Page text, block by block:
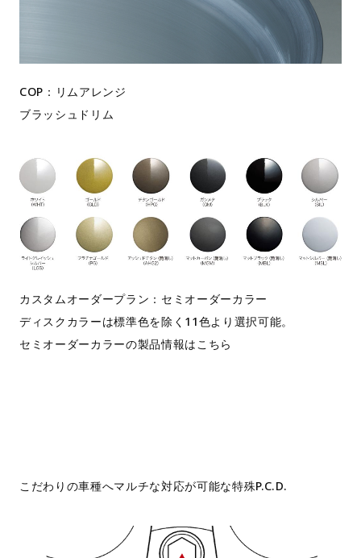
COP：リムアレンジ
ブラッシュドリム
カスタムオーダープラン：セミオーダーカラー
ディスクカラーは標準色を除く11色より選択可能。
セミオーダーカラーの製品情報はこちら
こだわりの車種へマルチな対応が可能な特殊P.C.D.